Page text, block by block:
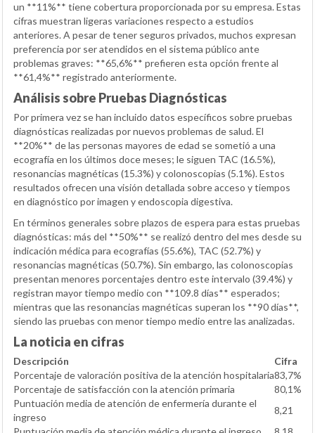
un **11%** tiene cobertura proporcionada por su empresa. Estas
cifras muestran ligeras variaciones respecto a estudios
anteriores. A pesar de tener seguros privados, muchos expresan
preferencia por ser atendidos en el sistema público ante
problemas graves: **65,6%** prefieren esta opción frente al
**61,4%** registrado anteriormente.
Análisis sobre Pruebas Diagnósticas
Por primera vez se han incluido datos específicos sobre pruebas
diagnósticas realizadas por nuevos problemas de salud. El
**20%** de las personas mayores de edad se sometió a una
ecografía en los últimos doce meses; le siguen TAC (16.5%),
resonancias magnéticas (15.3%) y colonoscopias (5.1%). Estos
resultados ofrecen una visión detallada sobre acceso y tiempos
en diagnóstico por imagen y endoscopia digestiva.
En términos generales sobre plazos de espera para estas pruebas
diagnósticas: más del **50%** se realizó dentro del mes desde su
indicación médica para ecografías (55.6%), TAC (52.7%) y
resonancias magnéticas (50.7%). Sin embargo, las colonoscopias
presentan menores porcentajes dentro este intervalo (39.4%) y
registran mayor tiempo medio con **109.8 días** esperados;
mientras que las resonancias magnéticas superan los **90 días**,
siendo las pruebas con menor tiempo medio entre las analizadas.
La noticia en cifras
Descripción
Cifra
Porcentaje de valoración positiva de la atención hospitalaria83,7%
Porcentaje de satisfacción con la atención primaria
80,1%
Puntuación media de atención de enfermería durante el
ingreso
8,21